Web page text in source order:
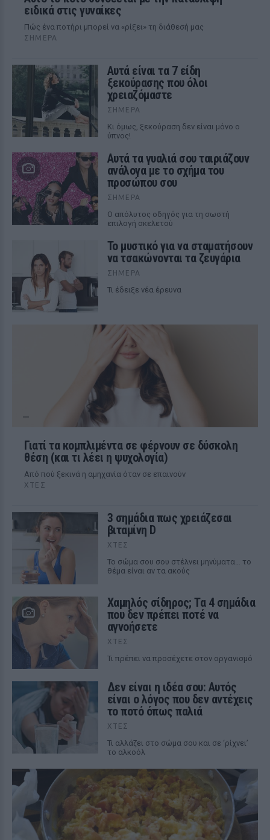
ειδικά στις γυναίκες
Πώς ένα ποτήρι μπορεί να «ρίξει» τη διάθεσή μας
ΣΉΜΕΡΑ
Αυτά είναι τα 7 είδη
ξεκούρασης που όλοι
χρειαζόμαστε
ΣΉΜΕΡΑ
Κι όμως, ξεκούραση δεν είναι μόνο ο
ύπνος!
Αυτά τα γυαλιά σου ταιριάζουν
ανάλογα με το σχήμα του
προσώπου σου
ΣΉΜΕΡΑ
Ο απόλυτος οδηγός για τη σωστή
επιλογή σκελετού
Το μυστικό για να σταματήσουν
να τσακώνονται τα ζευγάρια
ΣΉΜΕΡΑ
Τι έδειξε νέα έρευνα
Γιατί τα κομπλιμέντα σε φέρνουν σε δύσκολη
θέση (και τι λέει η ψυχολογία)
Από πού ξεκινά η αμηχανία όταν σε επαινούν
ΧΤΕΣ
3 σημάδια πως χρειάζεσαι
βιταμίνη D
ΧΤΕΣ
Το σώμα σου σου στέλνει μηνύματα… το
θέμα είναι αν τα ακούς
Χαμηλός σίδηρος; Τα 4 σημάδια
που δεν πρέπει ποτέ να
αγνοήσετε
ΧΤΕΣ
Τι πρέπει να προσέχετε στον οργανισμό
Δεν είναι η ιδέα σου: Αυτός
είναι ο λόγος που δεν αντέχεις
το ποτό όπως παλιά
ΧΤΕΣ
Τι αλλάζει στο σώμα σου και σε ‘ρίχνει’
το αλκοόλ